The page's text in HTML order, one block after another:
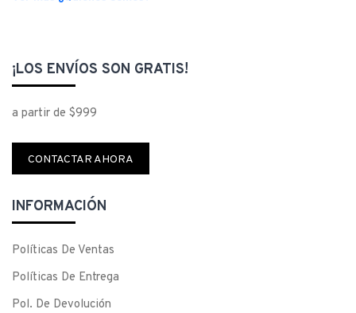
¡LOS ENVÍOS SON GRATIS!
a partir de $999
CONTACTAR AHORA
INFORMACIÓN
Políticas De Ventas
Políticas De Entrega
Pol. De Devolución